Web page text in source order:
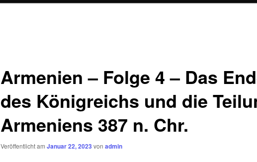
Armenien – Folge 4 – Das
des Königreichs und die
Armeniens 387 n. Chr.
Veröffentlicht am Januar 22, 2023 von admin